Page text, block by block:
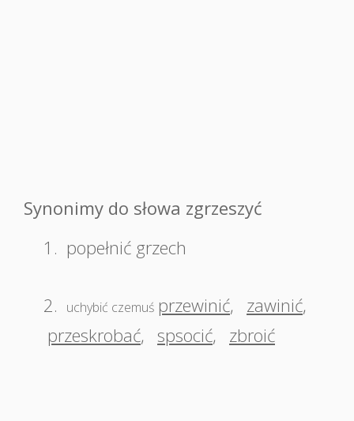
Synonimy do słowa zgrzeszyć
1. popełnić grzech
2. uchybić czemuś przewinić, zawinić,
przeskrobać, spsocić, zbroić